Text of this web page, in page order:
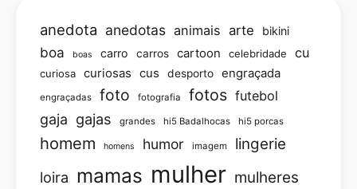
anedota anedotas animais arte bikini
boa boas carro carros cartoon celebridade cu
curiosa curiosas cus desporto engraçada
engraçadas foto fotografia fotos futebol
gaja gajas grandes hi5 Badalhocas hi5 porcas
homem homens humor imagem lingerie
loira mamas mulher mulheres